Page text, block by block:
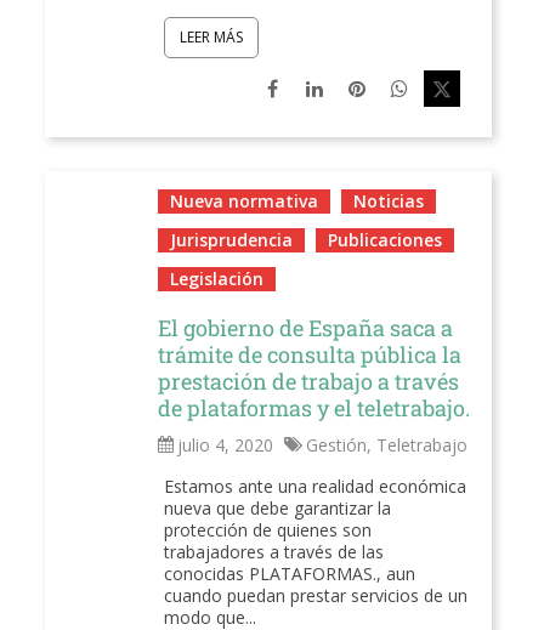
LEER MÁS
Nueva normativa
Noticias
Jurisprudencia
Publicaciones
Legislación
El gobierno de España saca a
trámite de consulta pública la
prestación de trabajo a través
de plataformas y el teletrabajo.
julio 4, 2020 Gestión, Teletrabajo
Estamos ante una realidad económica
nueva que debe garantizar la
protección de quienes son
trabajadores a través de las
conocidas PLATAFORMAS., aun
cuando puedan prestar servicios de un
modo que...